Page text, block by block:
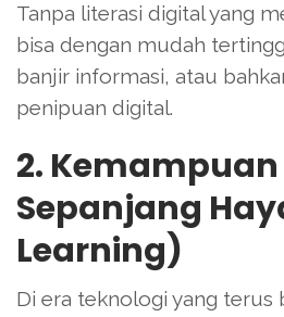
Tanpa literasi digital yang
bisa dengan mudah
banjir informasi, atau
penipuan digital.
2.
Sepanjang
Learning)
Di era teknologi yang terus